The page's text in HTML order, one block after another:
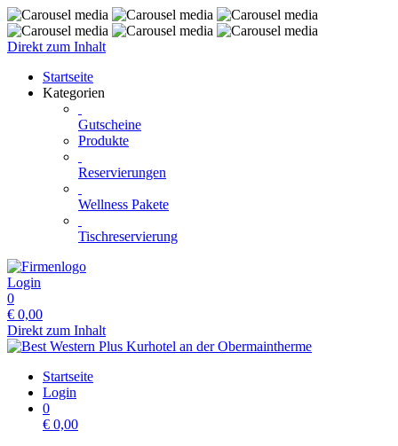
Direkt zum Inhalt
Startseite
Kategorien
Gutscheine
Produkte
Reservierungen
Wellness Pakete
Tischreservierung
Login
0
€ 0,00
Direkt zum Inhalt
Startseite
Login
0
€ 0,00